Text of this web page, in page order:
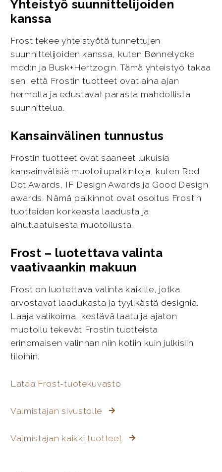
Yhteistyö suunnittelijoiden
kanssa
Frost tekee yhteistyötä tunnettujen
suunnittelijoiden kanssa, kuten Bønnelycke
mdd:n ja Busk+Hertzog:n. Tämä yhteistyö takaa
sen, että Frostin tuotteet ovat aina ajan
hermolla ja edustavat parasta mahdollista
suunnittelua.
Kansainvälinen tunnustus
Frostin tuotteet ovat saaneet lukuisia
kansainvälisiä muotoilupalkintoja, kuten Red
Dot Awards, IF Design Awards ja Good Design
awards. Nämä palkinnot ovat osoitus Frostin
tuotteiden korkeasta laadusta ja
ainutlaatuisesta muotoilusta.
Frost – luotettava valinta
vaativaankin makuun
Frost on luotettava valinta kaikille, jotka
arvostavat laadukasta ja tyylikästä designia.
Laaja valikoima, kestävä laatu ja ajaton
muotoilu tekevät Frostin tuotteista
erinomaisen valinnan niin kotiin kuin julkisiin
tiloihin.
Lataa Frost-tuotekuvasto
Valmistajan sivustolle
Valmistajan kaikki tuotteet